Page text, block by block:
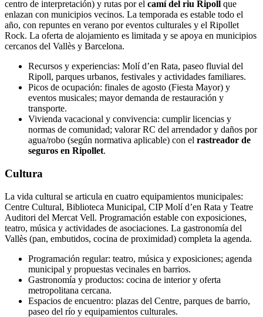
centro de interpretación) y rutas por el camí del riu Ripoll que
enlazan con municipios vecinos. La temporada es estable todo el
año, con repuntes en verano por eventos culturales y el Ripollet
Rock. La oferta de alojamiento es limitada y se apoya en municipios
cercanos del Vallès y Barcelona.
Recursos y experiencias: Molí d’en Rata, paseo fluvial del
Ripoll, parques urbanos, festivales y actividades familiares.
Picos de ocupación: finales de agosto (Fiesta Mayor) y
eventos musicales; mayor demanda de restauración y
transporte.
Vivienda vacacional y convivencia: cumplir licencias y
normas de comunidad; valorar RC del arrendador y daños por
agua/robo (según normativa aplicable) con el rastreador de
seguros en Ripollet.
Cultura
La vida cultural se articula en cuatro equipamientos municipales:
Centre Cultural, Biblioteca Municipal, CIP Molí d’en Rata y Teatre
Auditori del Mercat Vell. Programación estable con exposiciones,
teatro, música y actividades de asociaciones. La gastronomía del
Vallès (pan, embutidos, cocina de proximidad) completa la agenda.
Programación regular: teatro, música y exposiciones; agenda
municipal y propuestas vecinales en barrios.
Gastronomía y productos: cocina de interior y oferta
metropolitana cercana.
Espacios de encuentro: plazas del Centre, parques de barrio,
paseo del río y equipamientos culturales.